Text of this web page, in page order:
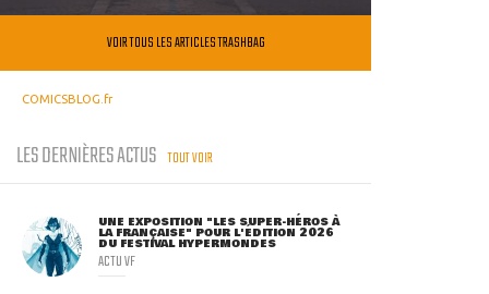
VOIR TOUS LES ARTICLES TRASHBAG
COMICSBLOG.fr
LES DERNIÈRES ACTUS TOUT VOIR
UNE EXPOSITION "LES SUPER-HÉROS À
LA FRANÇAISE" POUR L'ÉDITION 2026
DU FESTIVAL HYPERMONDES
ACTU VF